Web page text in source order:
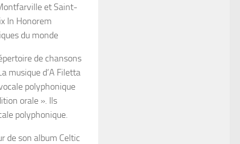
et Saint-
In Honorem
du monde
de chansons
musique d’A Filetta
polyphonique
orale ». Ils
polyphonique.
de son album Celtic